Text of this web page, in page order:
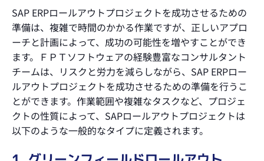
SAP ERPロールアウトプロジェクトを成功させるための
準備は、複雑で時間のかかる作業ですが、正しいアプロ
ーチと計画によって、成功の可能性を増やすことができ
ます。ＦＰＴソフトウェアの経験豊富なコンサルタント
チームは、リスクと労力を減らしながら、SAP ERPロー
ルアウトプロジェクトを成功させるための準備を行うこ
とができます。作業範囲や複雑なタスクなど、プロジェ
クトの性質によって、SAPロールアウトプロジェクトは
以下のような一般的なタイプに定義されます。